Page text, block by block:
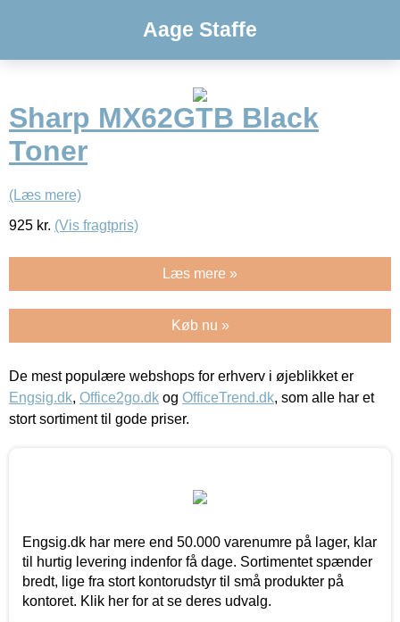
Aage Staffe
Sharp MX62GTB Black
Toner
(Læs mere)
925 kr. (Vis fragtpris)
Læs mere »
Køb nu »
De mest populære webshops for erhverv i øjeblikket er
Engsig.dk, Office2go.dk og OfficeTrend.dk, som alle har et
stort sortiment til gode priser.
Engsig.dk har mere end 50.000 varenumre på lager, klar
til hurtig levering indenfor få dage. Sortimentet spænder
bredt, lige fra stort kontorudstyr til små produkter på
kontoret. Klik her for at se deres udvalg.